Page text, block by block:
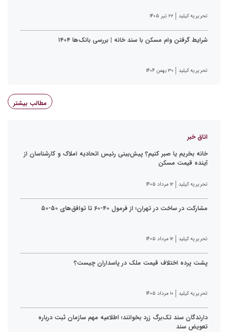
تحریریه کیلید ۲۲ تیر ۱۴۰۵
شرایط گرفتن وام مسکن با سند خانه | بررسی بانک‌ها ۱۴۰۴
تحریریه کیلید ۳۰ بهمن ۱۴۰۴
مطالب بیشتر
اتاق خبر
خانه بخریم یا صبر کنیم؟ پیش‌بینی رئیس اتحادیه املاک و کارشناسان از
آینده قیمت مسکن
تحریریه کیلید ۱۲ مرداد ۱۴۰۵
مشارکت در ساخت در تهران؛ از فرمول ۴۰-۶۰ تا توافق‌های ۵۰-۵۰
تحریریه کیلید ۱۲ مرداد ۱۴۰۵
پشت پرده اختلاف قیمت ملک در پاسداران چیست؟
تحریریه کیلید ۱۰ مرداد ۱۴۰۵
دارندگان سند تک‌برگ زرد بخوانند؛ اطلاعیه مهم سازمان ثبت درباره
تعویض سند